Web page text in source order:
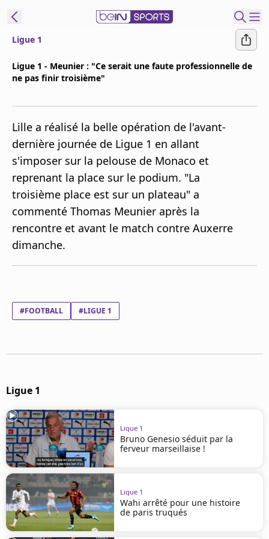
Replays
Podcasts
En Direct
Gérer les
notifications
Contactez nous
Grille TV
beINSPIRED
CGU
Protection des données
Paramétrer mon consentement
Ligue 1
Ligue 1 - Meunier : "Ce serait une faute professionnelle de
ne pas finir troisième"
Lille a réalisé la belle opération de l'avant-
dernière journée de Ligue 1 en allant
s'imposer sur la pelouse de Monaco et
reprenant la place sur le podium. "La
troisième place est sur un plateau" a
commenté Thomas Meunier après la
rencontre et avant le match contre Auxerre
dimanche.
#FOOTBALL #LIGUE 1
Ligue 1
Ligue 1
Bruno Genesio séduit par la
ferveur marseillaise !
Ligue 1
Wahi arrêté pour une histoire
de paris truqués